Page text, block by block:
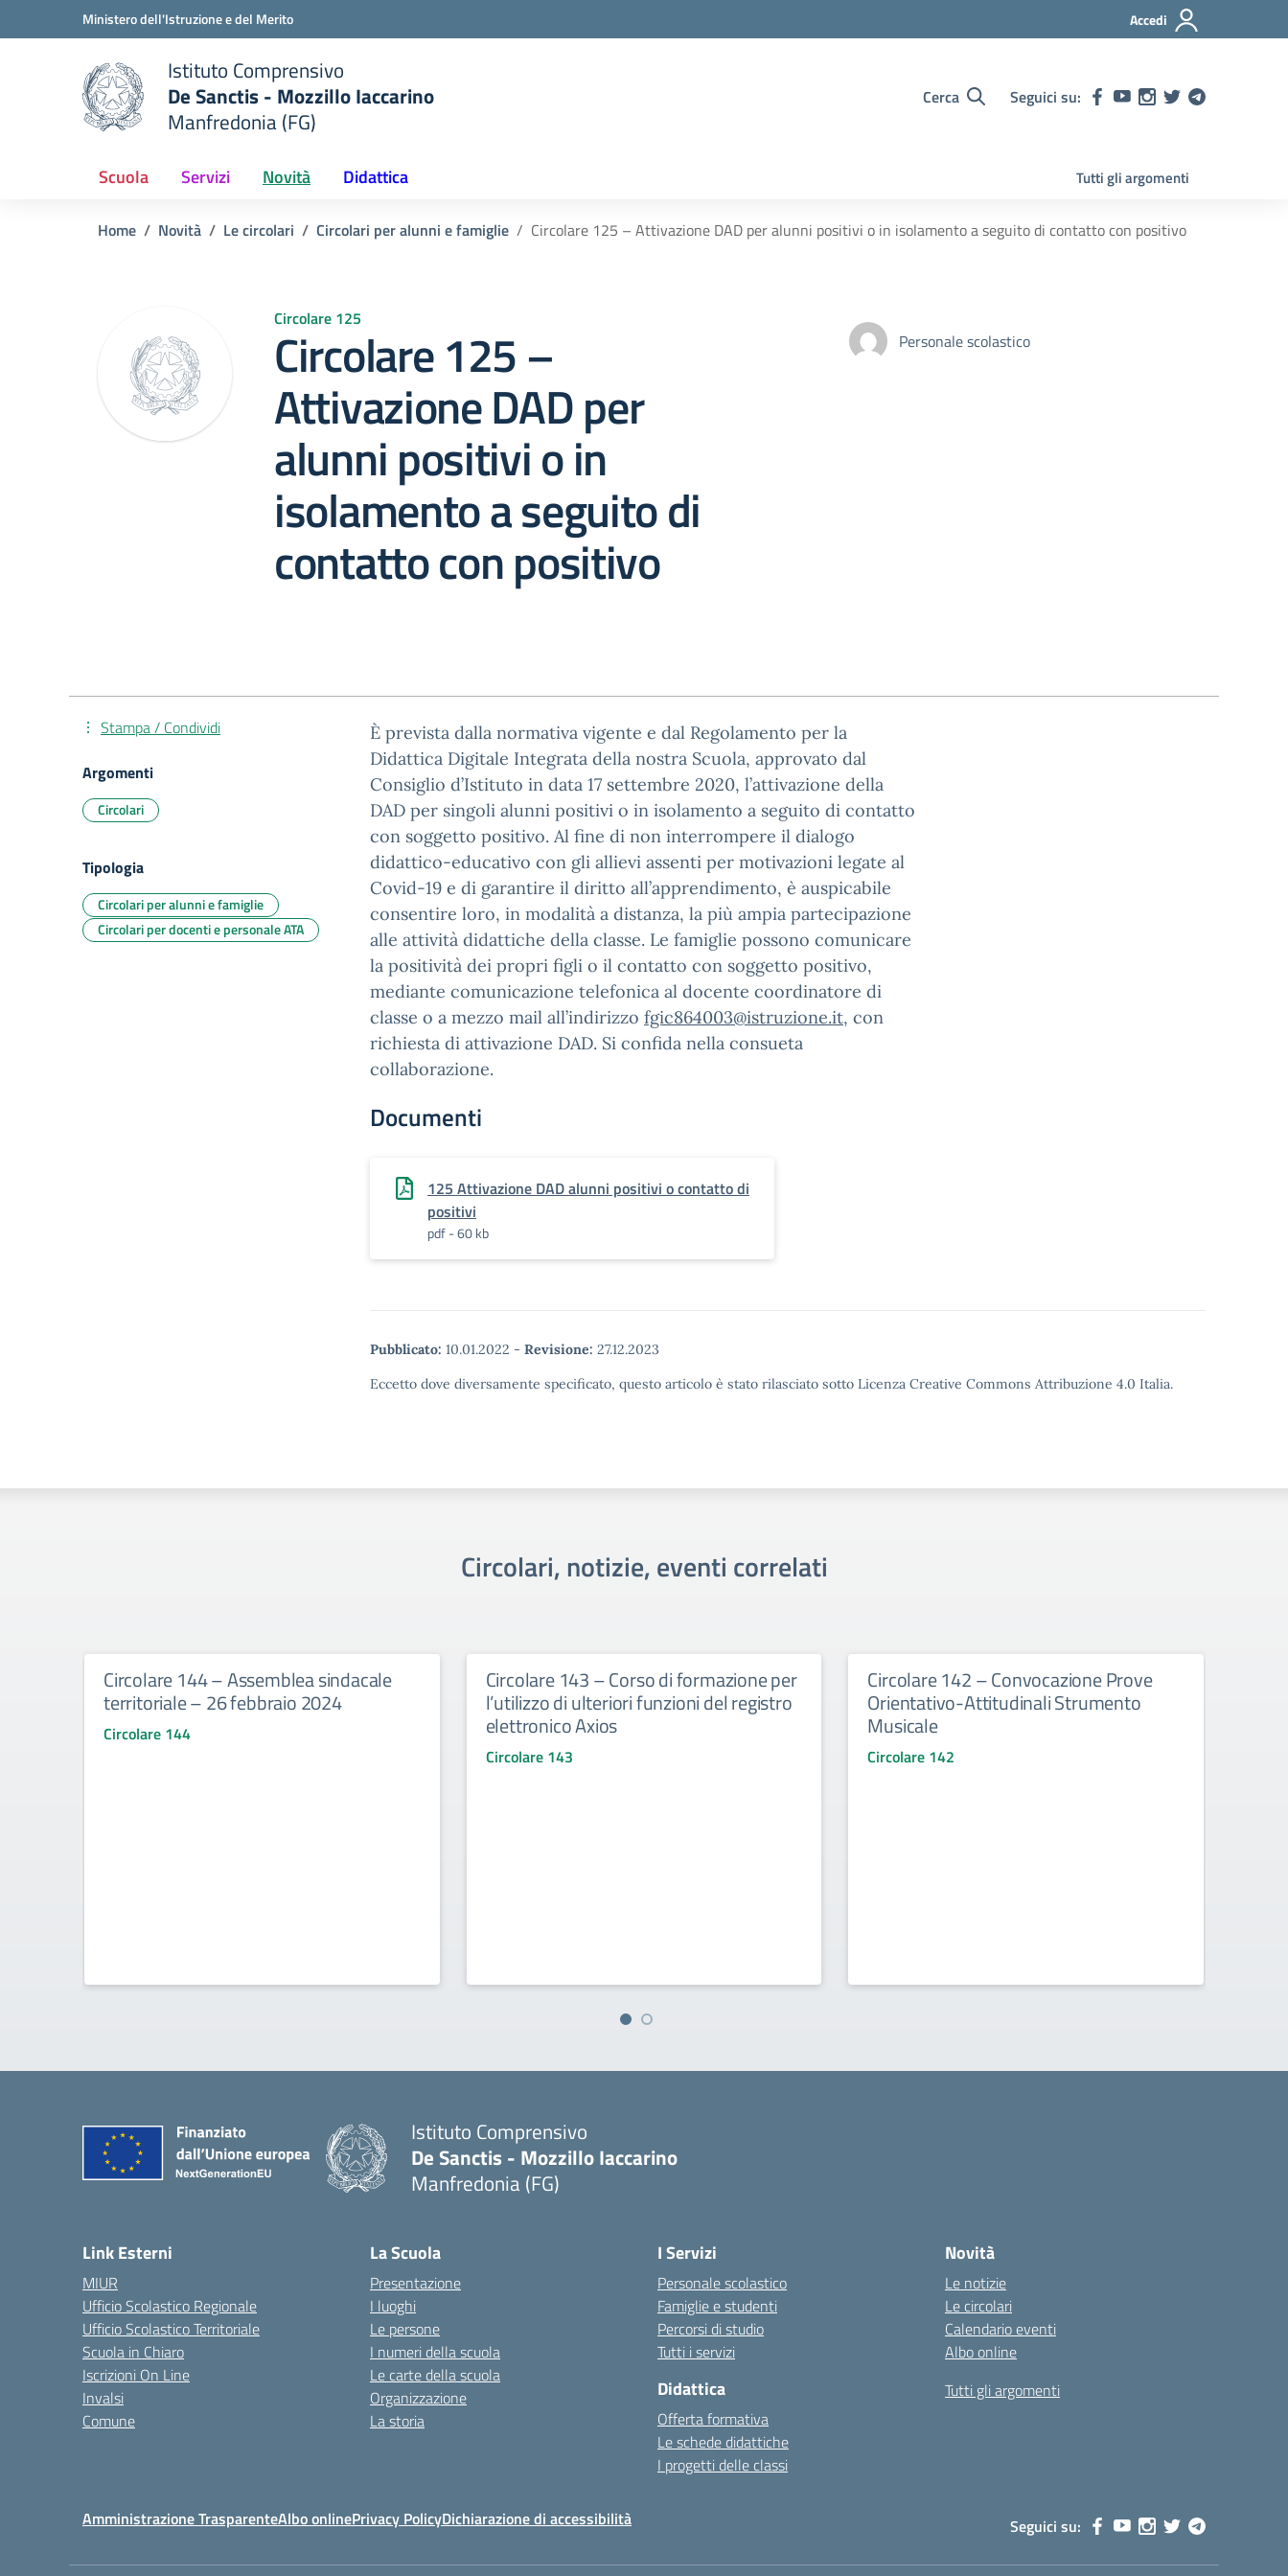
Vai ai contenuti
Vai al menu di navigazioneMinistero dell'Istruzione e del Merito Accedi
scuola
Istituto Comprensivo
De Sanctis - Mozzillo Iaccarino
Manfredonia (FG)
Cerca Seguici su:
Scuola Servizi Novità Didattica Tutti gli argomenti
Home Novità Le circolari Circolari per alunni e famiglie Circolare 125 – Attivazione DAD per alunni positivi o in isolamento a seguito di contatto con positivo
Circolare 125
Circolare 125 –
Attivazione DAD per
alunni positivi o in
isolamento a seguito di
contatto con positivo
Personale scolastico
È prevista dalla normativa vigente e dal Regolamento per la
Didattica Digitale Integrata della nostra Scuola, approvato dal
Consiglio d’Istituto in data 17 settembre 2020, l’attivazione della
DAD per singoli alunni positivi o in isolamento a seguito di contatto
con soggetto positivo. Al fine di non interrompere il dialogo
didattico-educativo con gli allievi assenti per motivazioni legate al
Covid-19 e di garantire il diritto all’apprendimento, è auspicabile
consentire loro, in modalità a distanza, la più ampia partecipazione
alle attività didattiche della classe. Le famiglie possono comunicare
la positività dei propri figli o il contatto con soggetto positivo,
mediante comunicazione telefonica al docente coordinatore di
classe o a mezzo mail all’indirizzo fgic864003@istruzione.it, con
richiesta di attivazione DAD. Si confida nella consueta
collaborazione.
Documenti
125 Attivazione DAD alunni positivi o contatto di
positivi
pdf - 60 kb
Pubblicato: 10.01.2022 - Revisione: 27.12.2023
Eccetto dove diversamente specificato, questo articolo è stato rilasciato sotto Licenza Creative Commons Attribuzione 4.0 Italia.
Stampa / Condividi
Argomenti
Circolari
Tipologia
Circolari per alunni e famiglie
Circolari per docenti e personale ATA
Circolari, notizie, eventi correlati
Circolare 144 – Assemblea sindacale
territoriale – 26 febbraio 2024
Circolare 144
Circolare 143 – Corso di formazione per
l’utilizzo di ulteriori funzioni del registro
elettronico Axios
Circolare 143
Circolare 142 – Convocazione Prove
Orientativo-Attitudinali Strumento
Musicale
Circolare 142
Istituto Comprensivo
De Sanctis - Mozzillo Iaccarino
Manfredonia (FG)
Link Esterni
MIUR
Ufficio Scolastico Regionale
Ufficio Scolastico Territoriale
Scuola in Chiaro
Iscrizioni On Line
Invalsi
Comune
La Scuola
Presentazione
I luoghi
Le persone
I numeri della scuola
Le carte della scuola
Organizzazione
La storia
I Servizi
Personale scolastico
Famiglie e studenti
Percorsi di studio
Tutti i servizi
Didattica
Offerta formativa
Le schede didattiche
I progetti delle classi
Novità
Le notizie
Le circolari
Calendario eventi
Albo online
Tutti gli argomenti
Amministrazione TrasparenteAlbo onlinePrivacy PolicyDichiarazione di accessibilità Seguici su: